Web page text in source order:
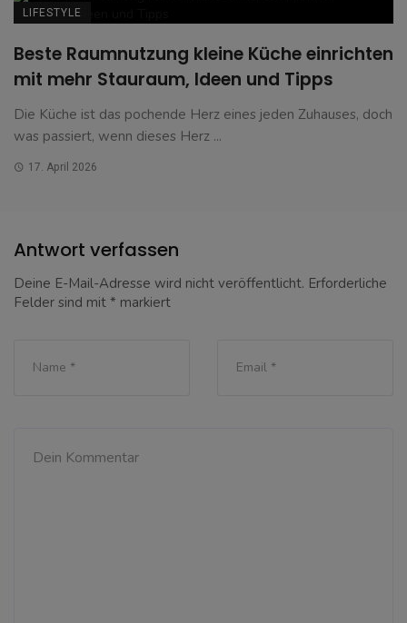
LIFESTYLE
Beste Raumnutzung kleine Küche einrichten
mit mehr Stauraum, Ideen und Tipps
Die Küche ist das pochende Herz eines jeden Zuhauses, doch
was passiert, wenn dieses Herz ...
17. April 2026
Antwort verfassen
Deine E-Mail-Adresse wird nicht veröffentlicht. Erforderliche
Felder sind mit * markiert